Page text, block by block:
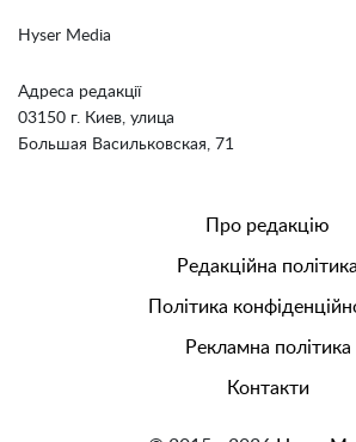
Hyser Media
Адреса редакції
03150 г. Киев, улица
Большая Васильковская, 71
Про редакцію
Редакційна політика
Політика
Рекламна політика
Контакти